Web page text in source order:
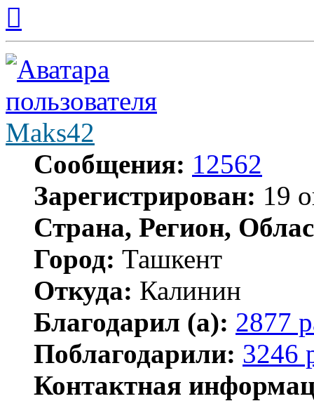
началу
Maks42
Сообщения: 12562
Зарегистрирован: 19
Страна, Регион,
Город: Ташкент
Откуда: Калинин
Благодарил (а): 2877
Поблагодарили: 3246
Контактная